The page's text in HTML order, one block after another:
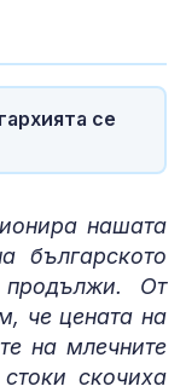
се
нашата
българското
От
че цената на
на млечните
скочиха